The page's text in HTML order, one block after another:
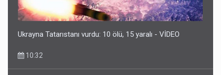
Ukrayna Tatarıstanı vurdu: 10 ölü, 15 yaralı - VİDEO
10:32